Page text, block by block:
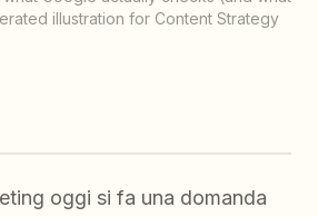
illustration for Content Strategy
oggi si fa una domanda